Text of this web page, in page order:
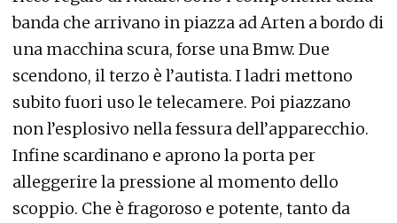
banda che arrivano in piazza ad Arten a bordo di
una macchina scura, forse una Bmw. Due
scendono, il terzo è l’autista. I ladri mettono
subito fuori uso le telecamere. Poi piazzano
non l’esplosivo nella fessura dell’apparecchio.
Infine scardinano e aprono la porta per
alleggerire la pressione al momento dello
scoppio. Che è fragoroso e potente, tanto da